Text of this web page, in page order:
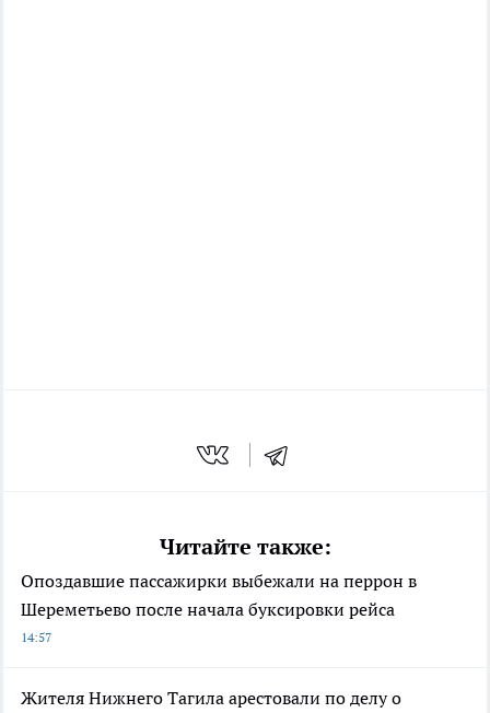
Читайте также:
Опоздавшие пассажирки выбежали на перрон в
Шереметьево после начала буксировки рейса
14:57
Жителя Нижнего Тагила арестовали по делу о